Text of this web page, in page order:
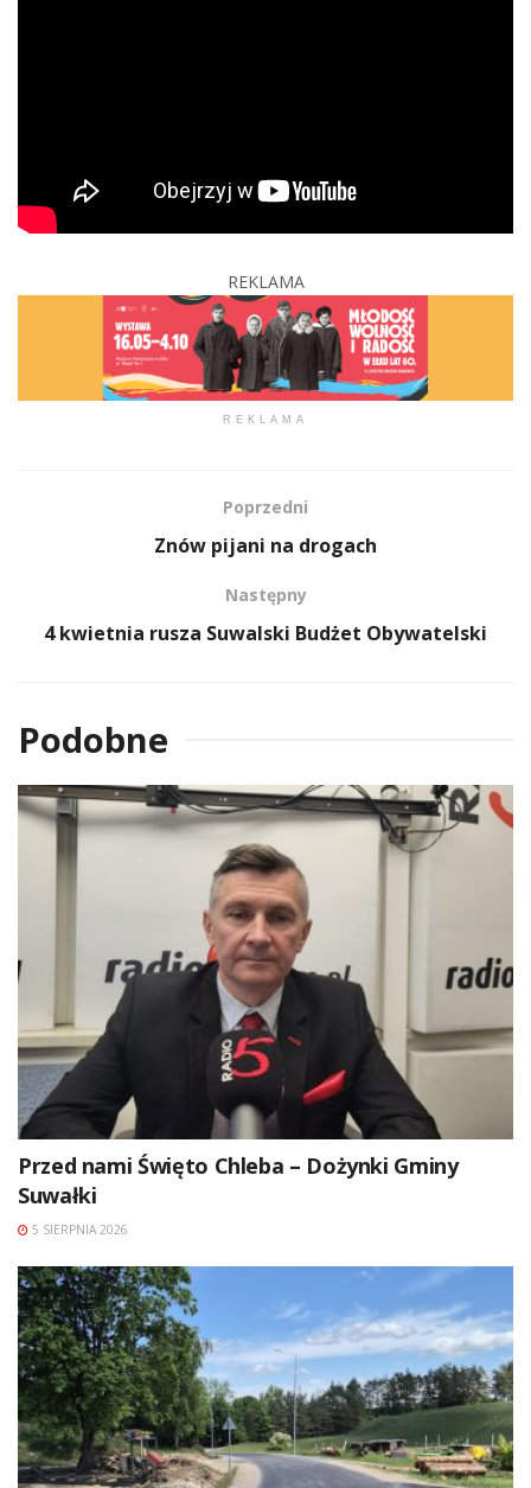
REKLAMA
REKLAMA
Poprzedni
Znów pijani na drogach
Następny
4 kwietnia rusza Suwalski Budżet Obywatelski
Podobne
Przed nami Święto Chleba – Dożynki Gminy
Suwałki
5 SIERPNIA 2026